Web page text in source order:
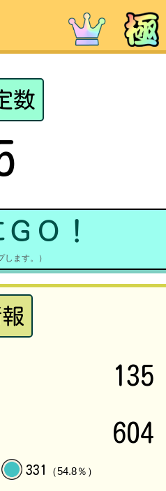
数
Ｏ！
します。）
135
604
331 （54.8％）